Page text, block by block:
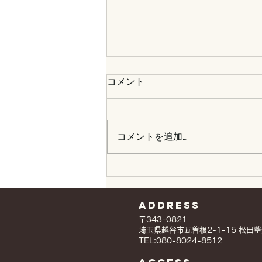
コメント
コメントを追加…
Address
〒343-0821
埼玉県越谷市瓦曽根2-1-15 松田整
TEL:080-8024-8512